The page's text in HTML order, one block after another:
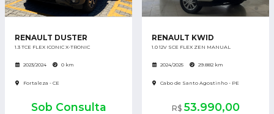
RENAULT DUSTER
1.3 TCE FLEX ICONIC X-TRONIC
2023/2024 0 km
Fortaleza - CE
Sob Consulta
RENAULT KWID
1.0 12V SCE FLEX ZEN MANUAL
2024/2025 29.882 km
Cabo de Santo Agostinho - PE
R$ 53.990,00